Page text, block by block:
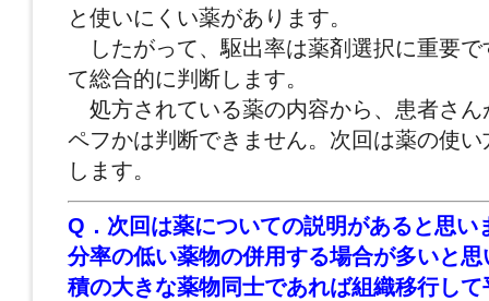
と使いにくい薬があります。
したがって、駆出率は薬剤選択に重要で
て総合的に判断します。
処方されている薬の内容から、患者さん
ペフかは判断できません。次回は薬の使
します。
Q．次回は薬についての説明があると思い
分率の低い薬物の併用する場合が多いと思
積の大きな薬物同士であれば組織移行し